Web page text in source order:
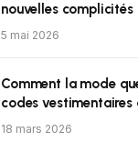
nouvelles complicités
5 mai 2026
Comment la mode
codes vestimentaires
18 mars 2026